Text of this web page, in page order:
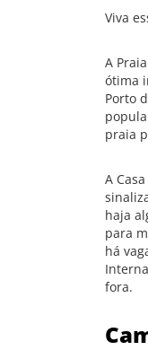
Viva
A
ótima
Porto
praia
A
haja
para
há
fora.